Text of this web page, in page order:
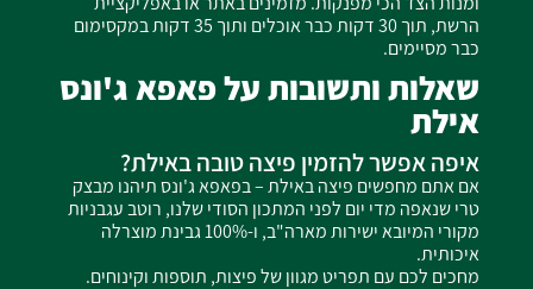
הרשת, תוך 30 דקות כבר אוכלים ותוך 35 דקות במקסימום
כבר מסיימים.
שאלות ותשובות על פאפא ג'ונס
אילת
איפה אפשר להזמין פיצה טובה באילת?
אם אתם מחפשים פיצה באילת – בפאפא ג'ונס תיהנו מבצק
טרי שנאפה מדי יום לפני המתכון הסודי שלנו, רוטב עגבניות
מקורי המיובא ישירות מארה"ב, ו-100% גבינת מוצרלה
איכותית.
מחכים לכם עם תפריט מגוון של פיצות, תוספות וקינוחים.